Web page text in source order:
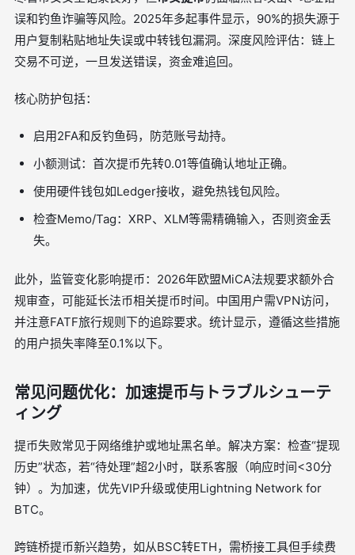
误和钓鱼诈骗等风险。2025年多起事件显示，90%的损失源于
用户复制粘贴地址失误或中转钱包漏洞。深度风险评估：链上
交易不可逆，一旦发送错误，资金难追回。
核心防护包括：
启用2FA和反钓鱼码，防范账号劫持。
小额测试：首次提币先转0.01等值确认地址正确。
使用硬件钱包如Ledger接收，避免热钱包风险。
检查Memo/Tag：XRP、XLM等需精确输入，否则资金丢
失。
此外，监管变化影响提币：2026年欧盟MiCA法规要求额外合
规审查，可能延长法币相关提币时间。中国用户需VPN访问，
并注意FATF旅行规则下的追踪要求。统计显示，遵循这些措施
的用户损失率降至0.1%以下。
常见问题优化：加速提币与トラブルシューテ
ィング
提币失败常见于网络维护或地址黑名单。解决方案：检查“提现
历史”状态，若“待处理”超2小时，联系客服（响应时间<30分
钟）。为加速，优先VIP升级或使用Lightning Network for
BTC。
跨链桥提币新兴趋势，如从BSC转ETH，需桥接工具但手续费